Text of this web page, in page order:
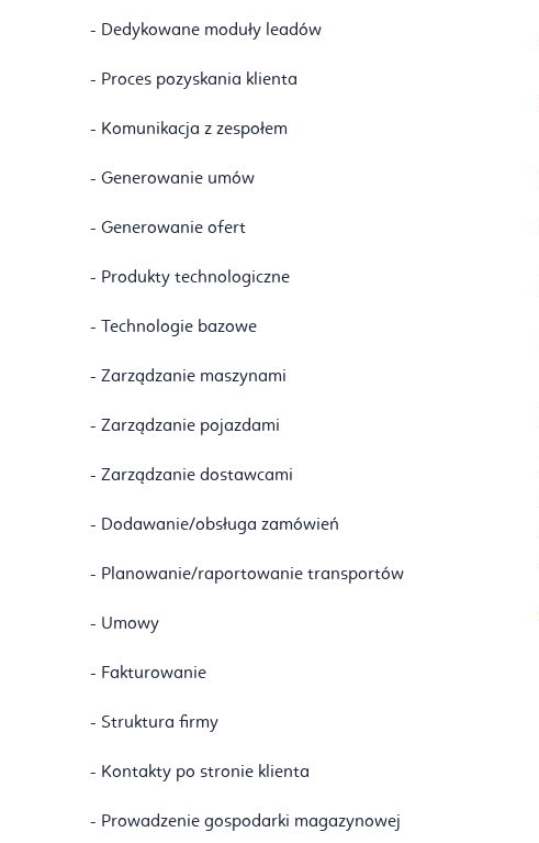
- Dedykowane moduły leadów
- Proces pozyskania klienta
- Komunikacja z zespołem
- Generowanie umów
- Generowanie ofert
- Produkty technologiczne
- Technologie bazowe
- Zarządzanie maszynami
- Zarządzanie pojazdami
- Zarządzanie dostawcami
- Dodawanie/obsługa zamówień
- Planowanie/raportowanie transportów
- Umowy
- Fakturowanie
- Struktura firmy
- Kontakty po stronie klienta
- Prowadzenie gospodarki magazynowej